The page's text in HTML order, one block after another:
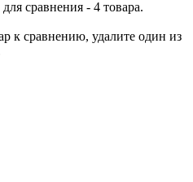
сравнения - 4 товара.
к сравнению, удалите один из